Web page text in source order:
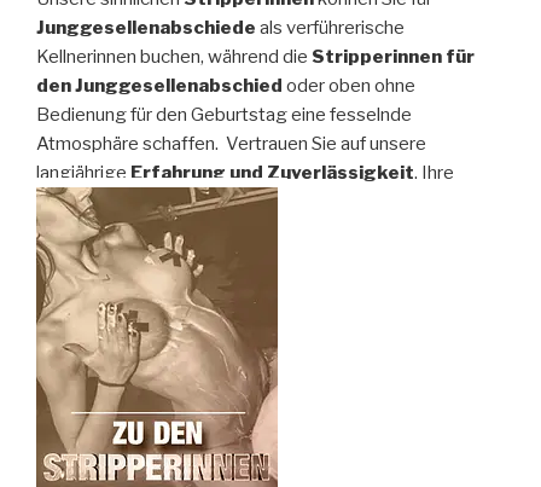
Junggesellenabschiede als verführerische
Kellnerinnen buchen, während die Stripperinnen für
den Junggesellenabschied oder oben ohne
Bedienung für den Geburtstag eine fesselnde
Atmosphäre schaffen. Vertrauen Sie auf unsere
langjährige Erfahrung und Zuverlässigkeit. Ihre